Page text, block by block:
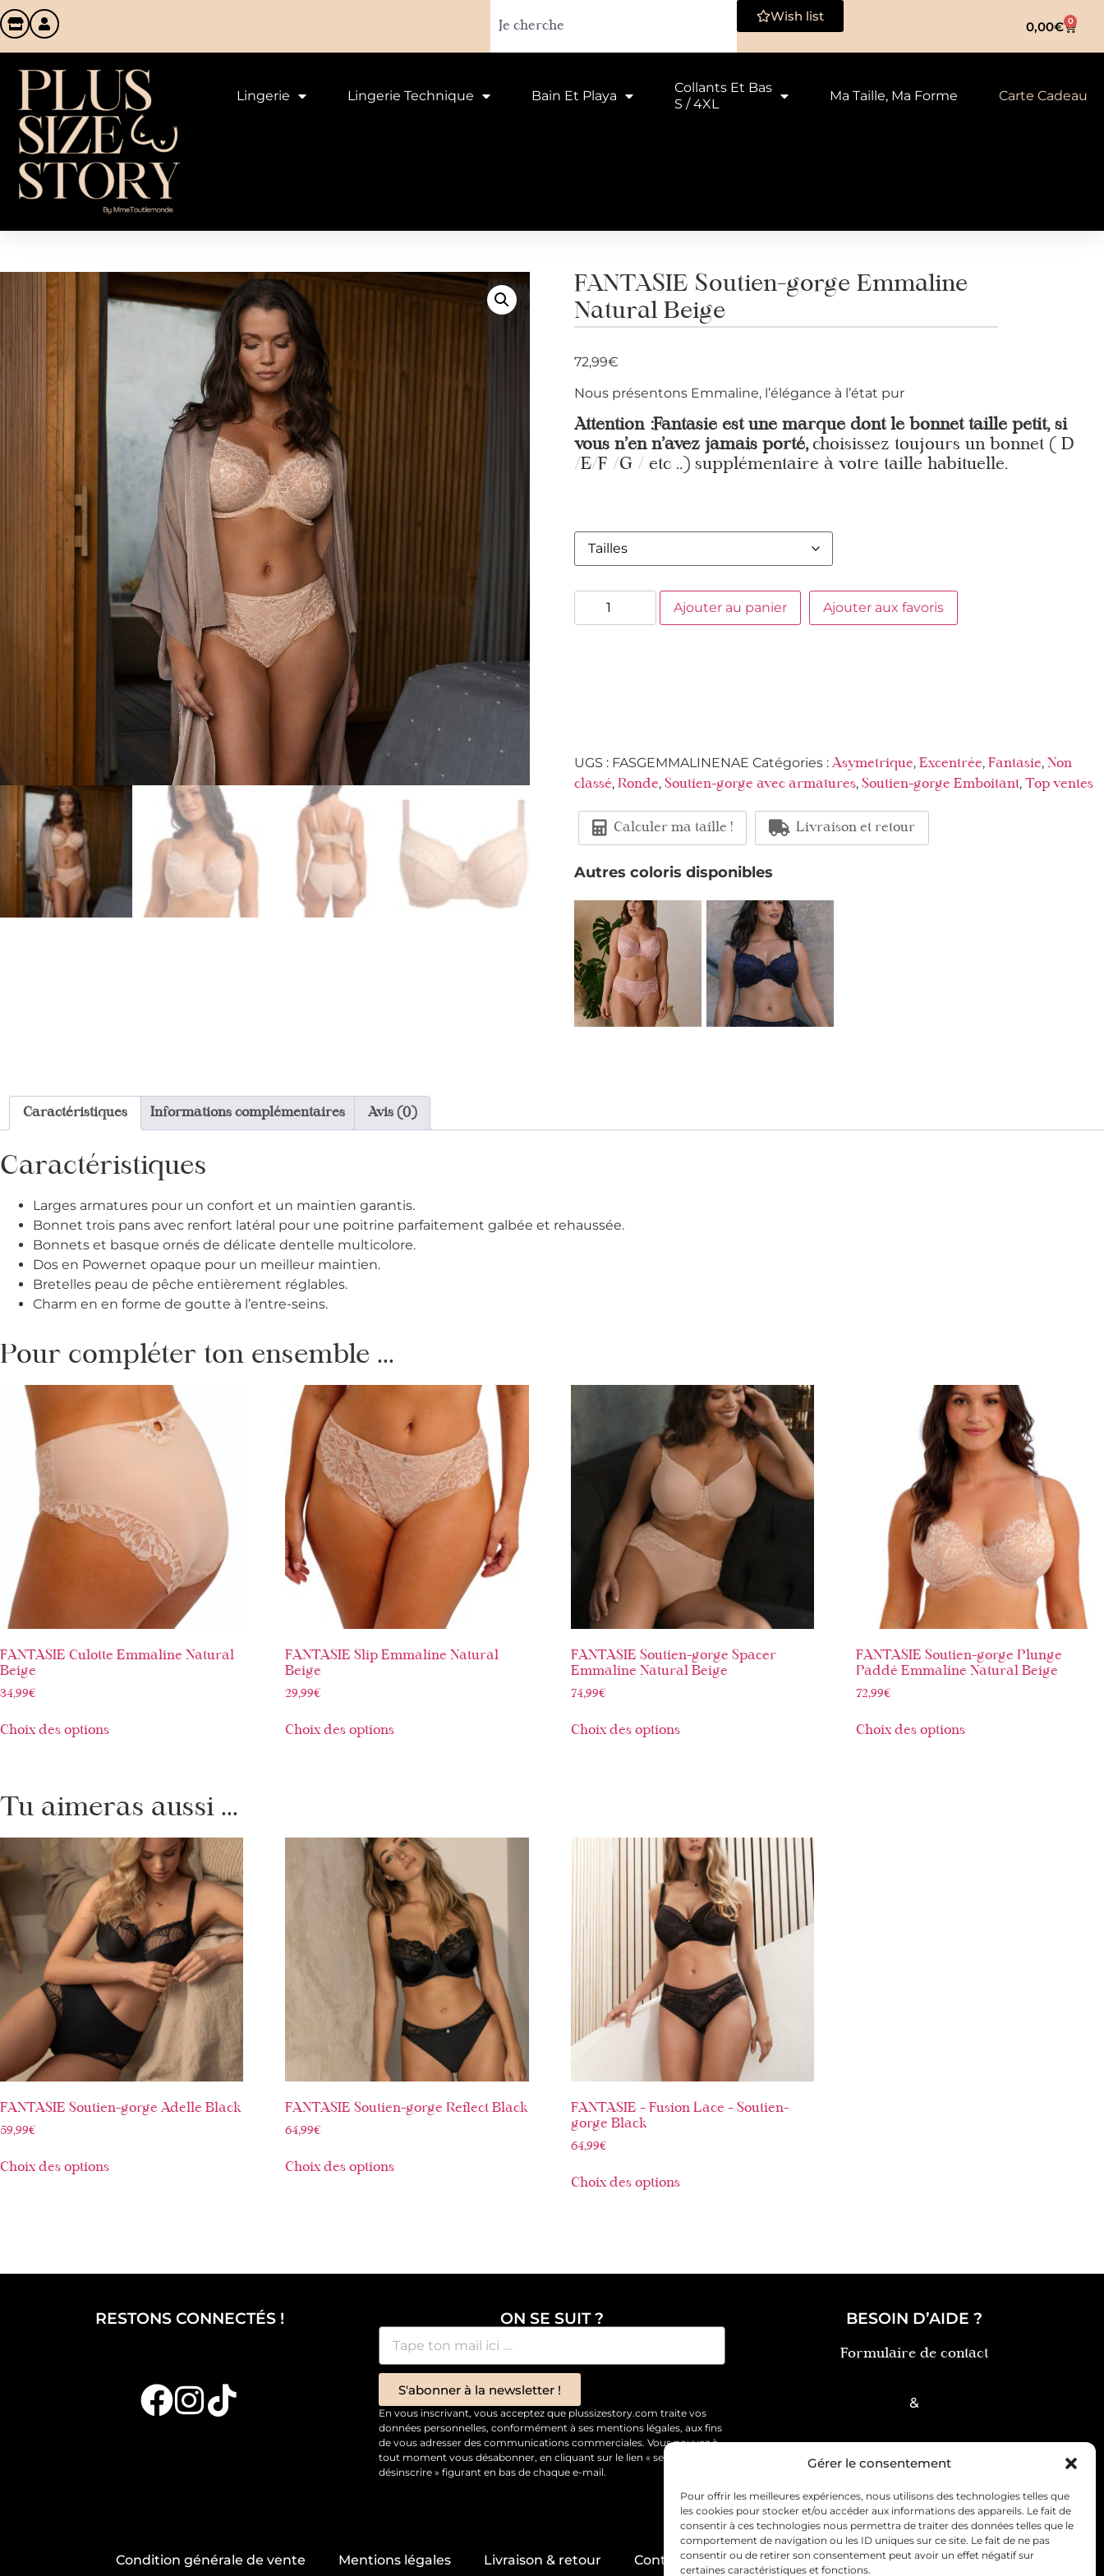
Gérer le consentement
Pour offrir les meilleures expériences, nous utilisons des technologies telles que
les cookies pour stocker et/ou accéder aux informations des appareils. Le fait de
consentir à ces technologies nous permettra de traiter des données telles que le
comportement de navigation ou les ID uniques sur ce site. Le fait de ne pas
consentir ou de retirer son consentement peut avoir un effet négatif sur
certaines caractéristiques et fonctions.
Wish list
0,00€ 0
Lingerie Lingerie Technique Bain Et Playa
Collants Et Bas
S / 4XL
Ma Taille, Ma Forme Carte Cadeau
FANTASIE Soutien-gorge Emmaline
Natural Beige
72,99€
Nous présentons Emmaline, l’élégance à l’état pur
Attention :Fantasie est une marque dont le bonnet taille petit, si
vous n’en n’avez jamais porté, choisissez toujours un bonnet ( D
/E/F /G / etc ..) supplémentaire à votre taille habituelle.
Ajouter au panier Ajouter aux favoris
UGS : FASGEMMALINENAE Catégories : Asymetrique, Excentrée, Fantasie, Non
classé, Ronde, Soutien-gorge avec armatures, Soutien-gorge Emboitant, Top ventes
Calculer ma taille ! Livraison et retour
Autres coloris disponibles
Caractéristiques Informations complémentaires Avis (0)
Caractéristiques
Larges armatures pour un confort et un maintien garantis.
Bonnet trois pans avec renfort latéral pour une poitrine parfaitement galbée et rehaussée.
Bonnets et basque ornés de délicate dentelle multicolore.
Dos en Powernet opaque pour un meilleur maintien.
Bretelles peau de pêche entièrement réglables.
Charm en en forme de goutte à l’entre-seins.
Pour compléter ton ensemble ...
FANTASIE Culotte Emmaline Natural
Beige
34,99€
Choix des options
FANTASIE Slip Emmaline Natural
Beige
29,99€
Choix des options
FANTASIE Soutien-gorge Spacer
Emmaline Natural Beige
74,99€
Choix des options
FANTASIE Soutien-gorge Plunge
Paddé Emmaline Natural Beige
72,99€
Choix des options
Tu aimeras aussi ...
FANTASIE Soutien-gorge Adelle Black
59,99€
Choix des options
FANTASIE Soutien-gorge Reflect Black
64,99€
Choix des options
FANTASIE – Fusion Lace – Soutien-
gorge Black
64,99€
Choix des options
RESTONS CONNECTÉS ! ON SE SUIT ?
S'abonner à la newsletter !
En vous inscrivant, vous acceptez que plussizestory.com traite vos
données personnelles, conformément à ses mentions légales, aux fins
de vous adresser des communications commerciales. Vous pouvez à
tout moment vous désabonner, en cliquant sur le lien « se
désinscrire » figurant en bas de chaque e-mail.
BESOIN D’AIDE ?
Formulaire de contact
&
Condition générale de vente Mentions légales Livraison & retour Contact & service client Politique de cookies (UE)